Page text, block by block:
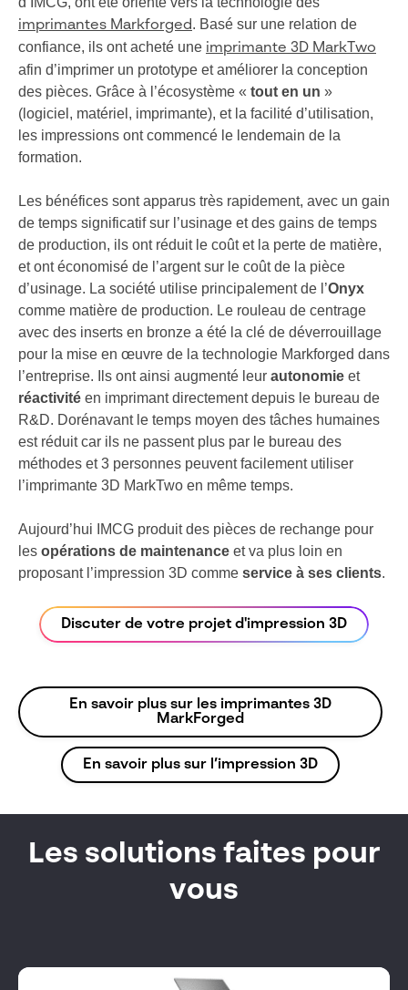
imprimantes Markforged. Basé sur une relation de
confiance, ils ont acheté une imprimante 3D MarkTwo
afin d’imprimer un prototype et améliorer la conception
des pièces. Grâce à l’écosystème « tout en un »
(logiciel, matériel, imprimante), et la facilité d’utilisation,
les impressions ont commencé le lendemain de la
formation.
Les bénéfices sont apparus très rapidement, avec un gain
de temps significatif sur l’usinage et des gains de temps
de production, ils ont réduit le coût et la perte de matière,
et ont économisé de l’argent sur le coût de la pièce
d’usinage. La société utilise principalement de l’Onyx
comme matière de production. Le rouleau de centrage
avec des inserts en bronze a été la clé de déverrouillage
pour la mise en œuvre de la technologie Markforged dans
l’entreprise. Ils ont ainsi augmenté leur autonomie et
réactivité en imprimant directement depuis le bureau de
R&D. Dorénavant le temps moyen des tâches humaines
est réduit car ils ne passent plus par le bureau des
méthodes et 3 personnes peuvent facilement utiliser
l’imprimante 3D MarkTwo en même temps.
Aujourd’hui IMCG produit des pièces de rechange pour
les opérations de maintenance et va plus loin en
proposant l’impression 3D comme service à ses clients.
Discuter de votre projet d'impression 3D
En savoir plus sur les imprimantes 3D
MarkForged
En savoir plus sur l’impression 3D
Les solutions faites pour
vous